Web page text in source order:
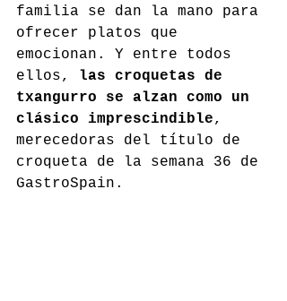
familia se dan la mano para
ofrecer platos que
emocionan. Y entre todos
ellos,
las croquetas de
txangurro se alzan como un
clásico imprescindible,
merecedoras del título de
croqueta de la semana 36 de
GastroSpain.